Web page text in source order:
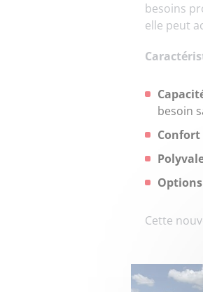
besoins
elle peut
besoin
Confort
Cette